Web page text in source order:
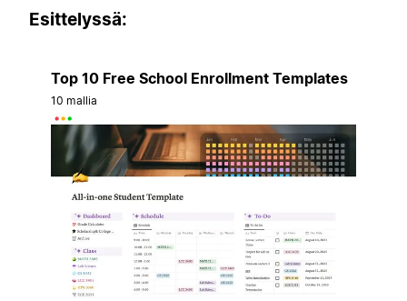
Esittelyssä:
Top 10 Free School Enrollment Templates
10 mallia